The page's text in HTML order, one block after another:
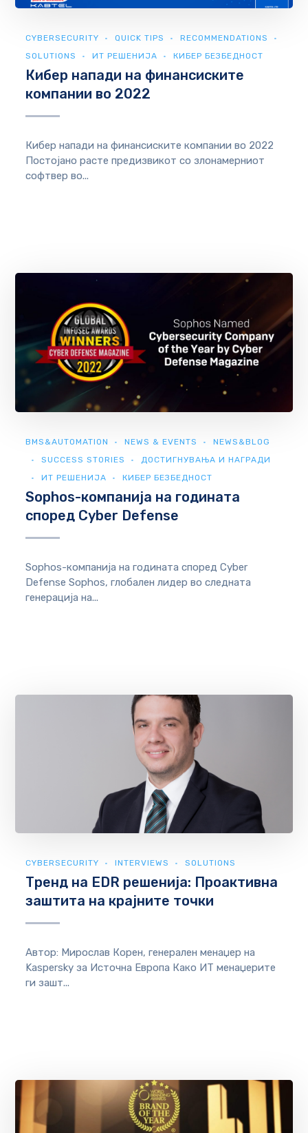
CYBERSECURITY QUICK TIPS
RECOMMENDATIONS
SOLUTIONS
ИТ РЕШЕНИЈА КИБЕР БЕЗБЕДНОСТ
Кибер напади на финансиските
компании во 2022
Кибер напади на финансиските компании во 2022
Постојано расте предизвикот со злонамерниот
софтвер во...
BMS&AUTOMATION NEWS & EVENTS
NEWS&BLOG
SUCCESS STORIES
ДОСТИГНУВАЊА И НАГРАДИ
ИТ РЕШЕНИЈА
КИБЕР БЕЗБЕДНОСТ
Sophos-компанија на годината
според Cyber ​​Defense
Sophos-компанија на годината според Cyber ​​
Defense Sophos, глобален лидер во следната
генерација на...
CYBERSECURITY INTERVIEWS SOLUTIONS
Тренд на EDR решенија: Проактивна
заштита на крајните точки
Автор: Мирослав Корен, генерален менаџер на
Kaspersky за Источна Европа Како ИТ менаџерите
ги зашт...